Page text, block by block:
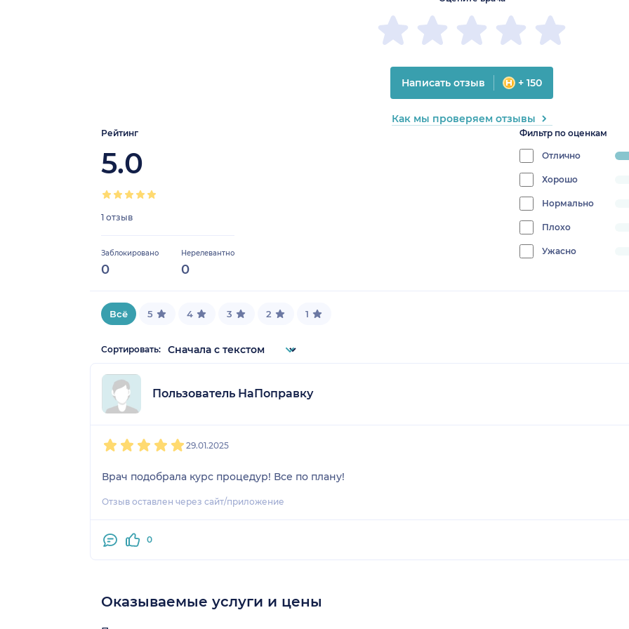
Рейтинг
5.0
1 отзыв
Заблокировано
0
Нерелевантно
0
Фильтр по оценкам
Отлично
Хорошо
Нормально
Плохо
Ужасно
Написать отзыв + 150
Как мы проверяем отзывы
Всё 5 4 3 2 1
Сортировать:
Пользователь НаПоправку
29.01.2025
Врач подобрала курс процедур! Все по плану!
Отзыв оставлен через сайт/приложение
0
Оказываемые услуги и цены